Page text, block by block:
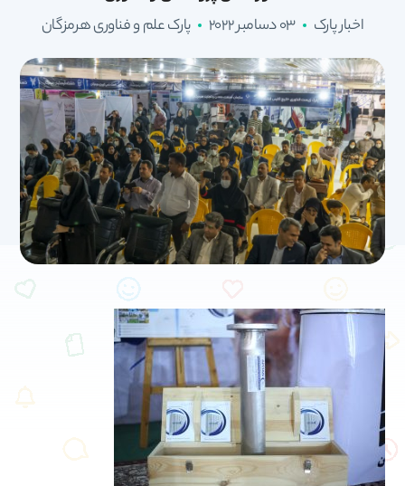
اخبار پارک 03 دسامبر 2022 پارک علم و فناوری هرمزگان